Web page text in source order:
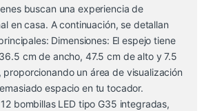
buscan una experiencia de
en casa. A continuación, se detallan
Dimensiones: El espejo tiene
cm de ancho, 47.5 cm de alto y 7.5
un área de visualización
espacio en tu tocador.
bombillas LED tipo G35 integradas,